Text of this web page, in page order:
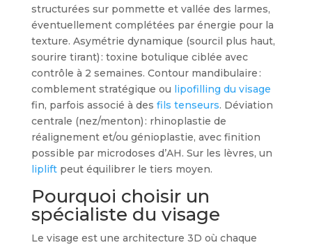
structurées sur pommette et vallée des larmes,
éventuellement complétées par énergie pour la
texture. Asymétrie dynamique (sourcil plus haut,
sourire tirant) : toxine botulique ciblée avec
contrôle à 2 semaines. Contour mandibulaire :
comblement stratégique ou lipofilling du visage
fin, parfois associé à des fils tenseurs. Déviation
centrale (nez/menton) : rhinoplastie de
réalignement et/ou génioplastie, avec finition
possible par microdoses d’AH. Sur les lèvres, un
lipliftpeut équilibrer le tiers moyen.
Pourquoi choisir un
spécialiste du visage
Le visage est une architecture 3D où chaque